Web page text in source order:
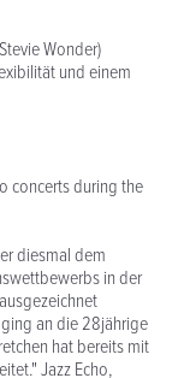
Wonder)
und einem
concerts during the
diesmal dem
in der
an die 28jährige
hat bereits mit
Jazz Echo,